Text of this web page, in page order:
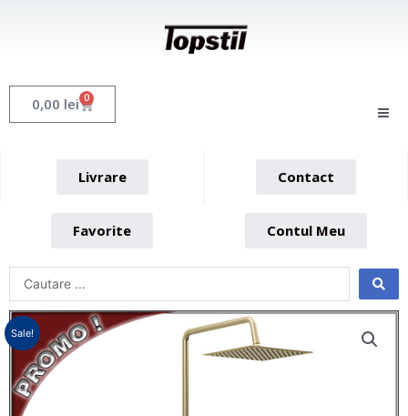
0,00 lei 0 Cart
Livrare Contact
Favorite Contul Meu
Sale!